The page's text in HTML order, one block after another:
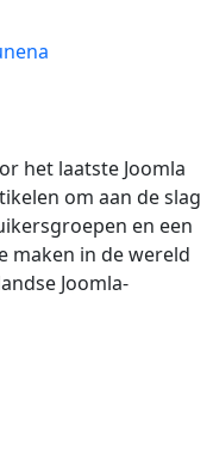
het laatste Joomla
om aan de slag
en een
maken in de wereld
Joomla-